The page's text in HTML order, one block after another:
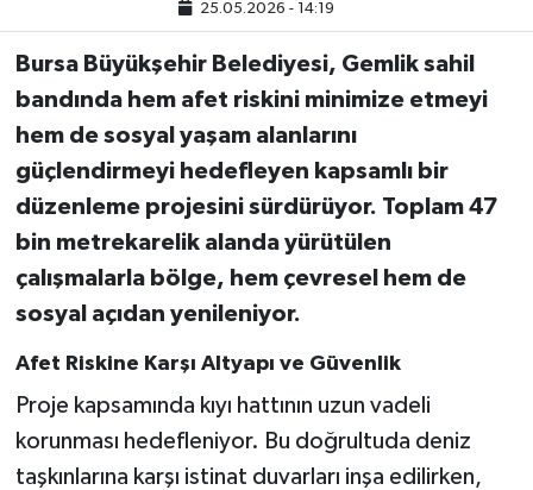
25.05.2026 - 14:19
Bursa Büyükşehir Belediyesi, Gemlik sahil
bandında hem afet riskini minimize etmeyi
hem de sosyal yaşam alanlarını
güçlendirmeyi hedefleyen kapsamlı bir
düzenleme projesini sürdürüyor. Toplam 47
bin metrekarelik alanda yürütülen
çalışmalarla bölge, hem çevresel hem de
sosyal açıdan yenileniyor.
Afet Riskine Karşı Altyapı ve Güvenlik
Proje kapsamında kıyı hattının uzun vadeli
korunması hedefleniyor. Bu doğrultuda deniz
taşkınlarına karşı istinat duvarları inşa edilirken,